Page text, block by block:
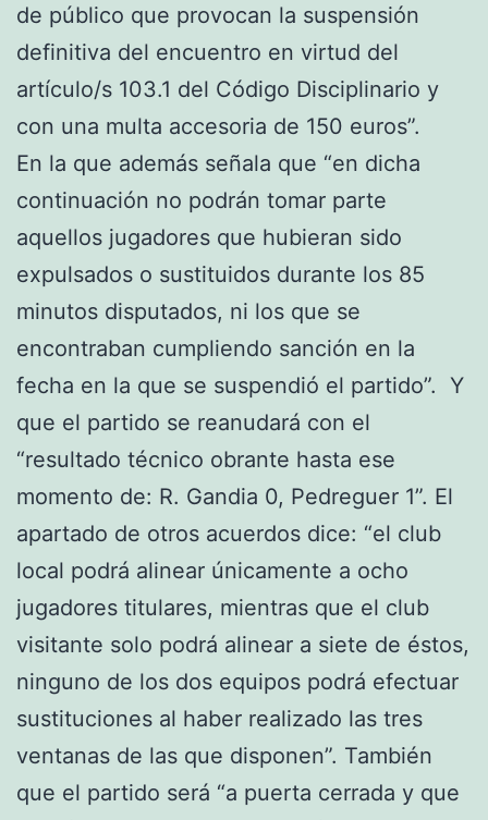
de público que provocan la suspensión
definitiva del encuentro en virtud del
artículo/s 103.1 del Código Disciplinario y
con una multa accesoria de 150 euros”.
En la que además señala que “en dicha
continuación no podrán tomar parte
aquellos jugadores que hubieran sido
expulsados o sustituidos durante los 85
minutos disputados, ni los que se
encontraban cumpliendo sanción en la
fecha en la que se suspendió el partido”. Y
que el partido se reanudará con el
“resultado técnico obrante hasta ese
momento de: R. Gandia 0, Pedreguer 1”. El
apartado de otros acuerdos dice: “el club
local podrá alinear únicamente a ocho
jugadores titulares, mientras que el club
visitante solo podrá alinear a siete de éstos,
ninguno de los dos equipos podrá efectuar
sustituciones al haber realizado las tres
ventanas de las que disponen”. También
que el partido será “a puerta cerrada y que